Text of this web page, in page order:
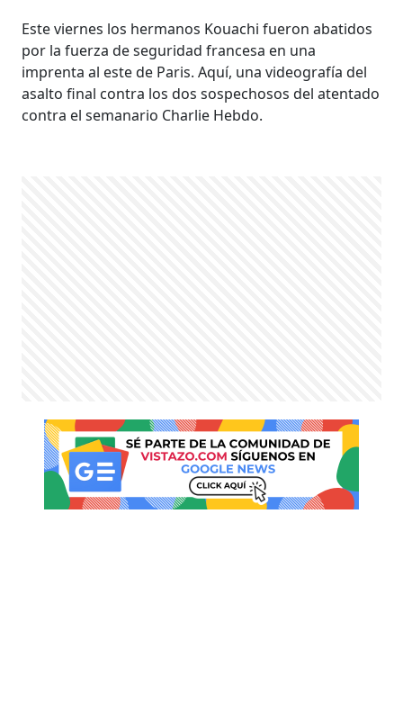
Este viernes los hermanos Kouachi fueron abatidos
por la fuerza de seguridad francesa en una
imprenta al este de Paris. Aquí, una videografía del
asalto final contra los dos sospechosos del atentado
contra el semanario Charlie Hebdo.